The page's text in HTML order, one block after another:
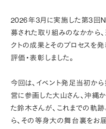
2026年3月に実施した第3回
募された取り組みのなかから
クトの成果とそのプロセスを
評価・表彰しました。
今回は、イベント発足当初か
営に参画した大山さん、沖縄
た鈴木さんが、これまでの軌
ら、その等身大の舞台裏をお届